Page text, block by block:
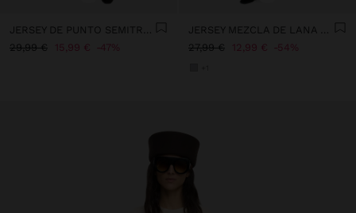
29,99 €
15,99 € 47%
27,99 €
12,99 € 54%